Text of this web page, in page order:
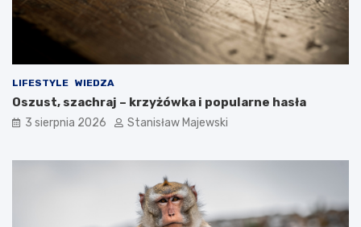
LIFESTYLE WIEDZA
Oszust, szachraj – krzyżówka i popularne hasła
3 sierpnia 2026 Stanisław Majewski